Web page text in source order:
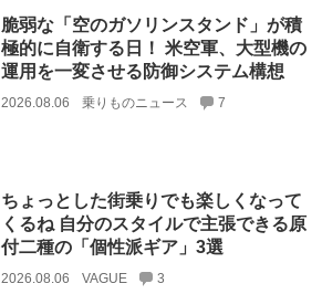
脆弱な「空のガソリンスタンド」が積
極的に自衛する日！ 米空軍、大型機の
運用を一変させる防御システム構想
2026.08.06 乗りものニュース 7
ちょっとした街乗りでも楽しくなって
くるね 自分のスタイルで主張できる原
付二種の「個性派ギア」3選
2026.08.06 VAGUE 3